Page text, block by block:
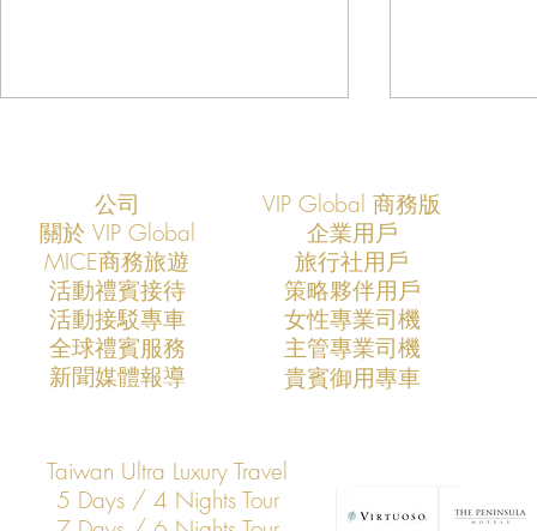
VIP Global成功支援COMPUTEX
2026全球AI產業領袖訪台專案
打造亞洲科技展會商務移動與
VIP Global成
2025全球AI
公司
VIP Global 商務版
關於 VIP Global
企業用戶
​MICE商務旅遊
旅行社用戶
​活動禮賓接待
策略夥伴用戶
活動接駁專車
​全球禮賓服務
​新聞媒體報導
​女性專業司機
​主管專業司機
​貴賓御用專車
Taiwan Ultra Luxury Travel
5 Days / 4 Nights Tour